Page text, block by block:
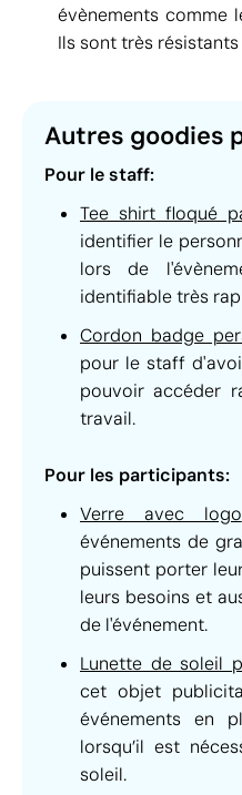
évènements comme
Ils sont très
Autres goodies
Pour le staff:
Tee shirt floqué
identifier le
lors de
identifiable très
Cordon badge
pour le staff
pouvoir accéder
travail.
Pour les participants:
Verre avec logo
événements de
puissent porter
leurs besoins et
de l'événement.
Lunette de soleil
cet objet
événements en
lorsqu’il est
soleil.